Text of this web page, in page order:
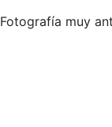
Fotografía muy